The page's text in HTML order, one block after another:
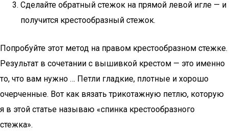
Сделайте обратный стежок на прямой левой игле — и
получится крестообразный стежок.
Попробуйте этот метод на правом крестообразном стежке.
Результат в сочетании с вышивкой крестом — это именно
то, что вам нужно … Петли гладкие, плотные и хорошо
очерченные. Вот как вязать трикотажную петлю, которую
я в этой статье называю «спинка крестообразного
стежка».